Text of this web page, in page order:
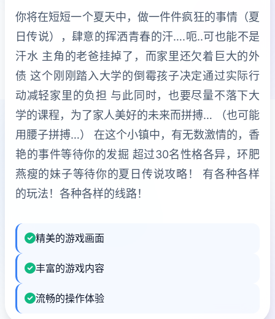
你将在短短一个夏天中，做一件件疯狂的事情（夏
日传说），肆意的挥洒青春的汗….呃..可也能不是
汗水 主角的老爸挂掉了，而家里还欠着巨大的外
债 这个刚刚踏入大学的倒霉孩子决定通过实际行
动减轻家里的负担 与此同时，也要尽量不落下大
学的课程，为了家人美好的未来而拼搏… （也可能
用腰子拼搏…） 在这个小镇中，有无数激情的，香
艳的事件等待你的发掘 超过30名性格各异，环肥
燕瘦的妹子等待你的夏日传说攻略！ 有各种各样
的玩法！各种各样的线路！
精美的游戏画面
丰富的游戏内容
流畅的操作体验